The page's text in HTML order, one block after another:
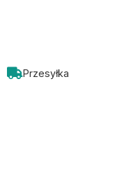
Przesyłka